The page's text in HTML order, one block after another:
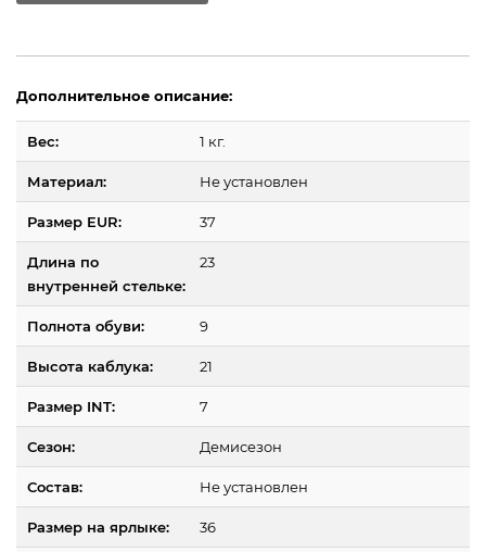
Дополнительное описание:
Вес: 1 кг.
Материал: Не установлен
Размер EUR: 37
Длина по
внутренней стельке:
23
Полнота обуви: 9
Высота каблука: 21
Размер INT: 7
Сезон: Демисезон
Состав: Не установлен
Размер на ярлыке: 36